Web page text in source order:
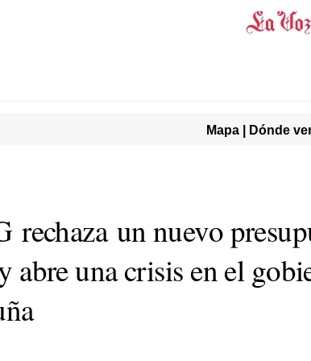
Mapa | Dónde
rechaza un nuevo
abre una crisis en el